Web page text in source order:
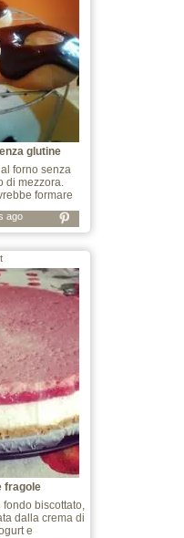
glutine
forno senza
di mezzora.
formare
ago
fragole
fondo biscottato,
dalla crema di
e